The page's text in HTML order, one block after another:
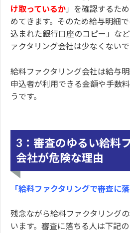
け取っているか 」を確認するた
めてきます。そのため給与明細
込まれた銀行口座のコピー」な
ァクタリング会社は少なくないで
給料ファクタリング会社は給与
申込者が利用できる金額や手数
うです。
3：審査のゆるい給料
会社が危険な理由
「給料ファクタリングで審査に落
残念ながら給料ファクタリング
います。審査に落ちる人は下記